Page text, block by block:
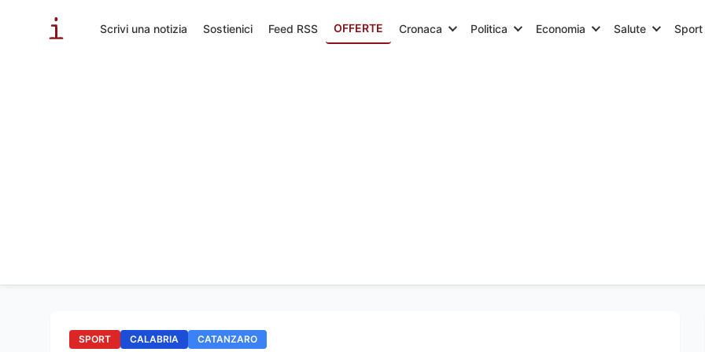
Scrivi una notizia Sostienici Feed RSS OFFERTE Cronaca Politica Economia Salute Sport
SPORT CALABRIA CATANZARO